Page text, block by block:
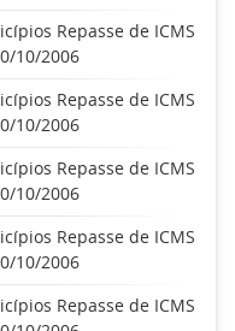
Repasse de ICMS
10/2006
Repasse de ICMS
10/2006
Repasse de ICMS
10/2006
Repasse de ICMS
10/2006
Repasse de ICMS